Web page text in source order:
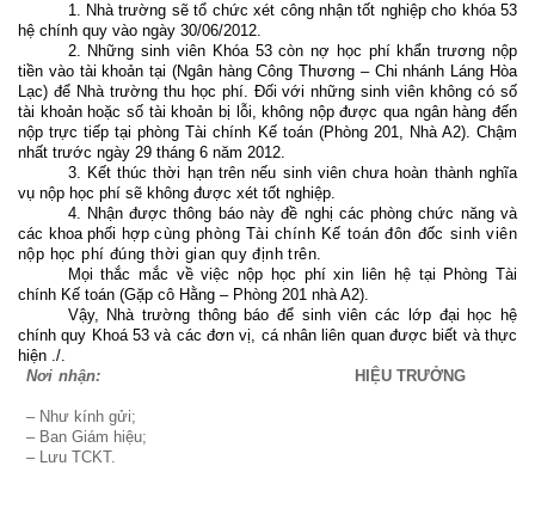
1. Nhà trường sẽ tổ chức xét công nhận tốt nghiệp cho khóa 53
hệ chính quy vào ngày 30/06/2012.
2. Những sinh viên Khóa 53 còn nợ học phí khẩn trương nộp
tiền vào tài khoản tại (Ngân hàng Công Thương – Chi nhánh Láng Hòa
Lạc) để Nhà trường thu học phí. Đối với những sinh viên không có số
tài khoản hoặc số tài khoản bị lỗi, không nộp được qua ngân hàng đến
nộp trực tiếp tại phòng Tài chính Kế toán (Phòng 201, Nhà A2). Chậm
nhất trước ngày 29 tháng 6 năm 2012.
3. Kết thúc thời hạn trên nếu sinh viên chưa hoàn thành nghĩa
vụ nộp học phí sẽ không được xét tốt nghiệp.
4. Nhận được thông báo này đề nghị các phòng chức năng và
các khoa phối hợpcùng phòng Tài chính Kế toán đôn đốc sinh viên
nộp học phí đúng thời gian quy định trên.
Mọi thắc mắc về việc nộp học phí xin liên hệ tại Phòng Tài
chính Kế toán (Gặp cô Hằng – Phòng 201 nhà A2).
Vậy, Nhà trường thông báo để sinh viên các lớp đại học hệ
chính quy Khoá 53 và các đơn vị, cá nhân liên quan được biết và thực
hiện ./.
Nơi nhận:
– Như kính gửi;
– Ban Giám hiệu;
– Lưu TCKT.
HIỆU TRƯỞNG